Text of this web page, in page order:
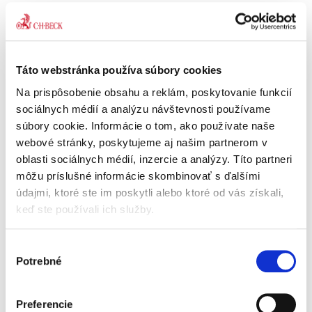
Táto webstránka používa súbory cookies
Na prispôsobenie obsahu a reklám, poskytovanie funkcií
sociálnych médií a analýzu návštevnosti používame
súbory cookie. Informácie o tom, ako používate naše
webové stránky, poskytujeme aj našim partnerom v
oblasti sociálnych médií, inzercie a analýzy. Títo partneri
môžu príslušné informácie skombinovať s ďalšími
údajmi, ktoré ste im poskytli alebo ktoré od vás získali,
keď ste používali ich služby.
súhlasu
Potrebné
Preferencie
Maloletí - výživné a
neodkladné
Vladimíra Slobodová
23,00 € s DPH
Publikácia má za úlohu vytvoriť ucelený
úlohou je zamerať sa na...